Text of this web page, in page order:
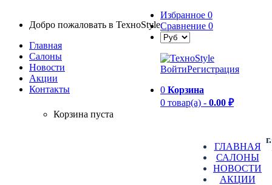
Добро пожаловать в TexноStyle
Главная
Салоны
Новости
Aкции
Контакты
Избранное 0
Сравнение 0
ВойтиРегистрация
0 Корзина
0 товар(а) - 0.00 ₽
Корзина пуста
ГЛАВНАЯ
САЛОНЫ
НОВОСТИ
АКЦИИ